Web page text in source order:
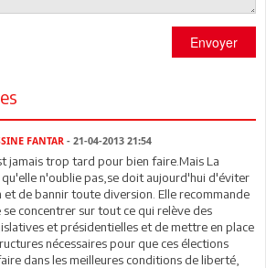
Envoyer
FANTAR - 21-04-2013 21:54
jamais trop tard pour bien faire.Mais La
qu'elle n'oublie pas,se doit aujourd'hui d'éviter
et de bannir toute diversion. Elle recommande
se concentrer sur tout ce qui relève des
et présidentielles et de mettre en place
nécessaires pour que ces élections
dans les meilleures conditions de liberté,